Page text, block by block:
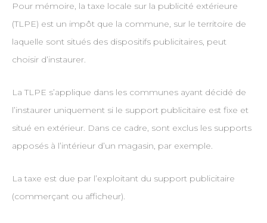
Pour mémoire, la taxe locale sur la publicité extérieure
(TLPE) est un impôt que la commune, sur le territoire de
laquelle sont situés des dispositifs publicitaires, peut
choisir d’instaurer.
La TLPE s’applique dans les communes ayant décidé de
l’instaurer uniquement si le support publicitaire est fixe et
situé en extérieur. Dans ce cadre, sont exclus les supports
apposés à l’intérieur d’un magasin, par exemple.
La taxe est due par l’exploitant du support publicitaire
(commerçant ou afficheur).